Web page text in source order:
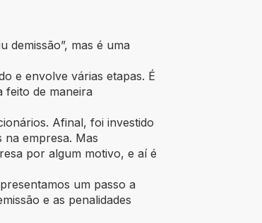
demissão”, mas é uma
e envolve várias etapas. É
feito de maneira
Afinal, foi investido
empresa. Mas
por algum motivo, e aí é
um passo a
e as penalidades